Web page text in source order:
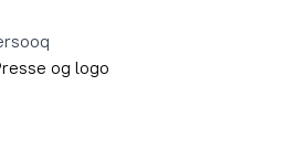
og logo